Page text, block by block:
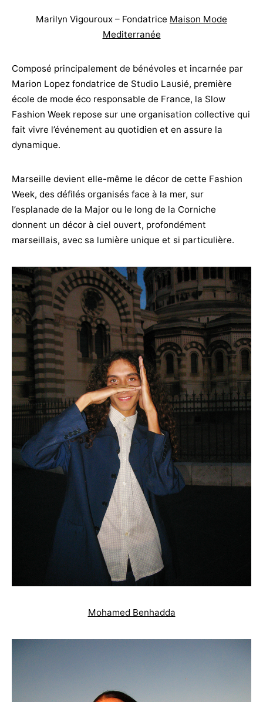
Marilyn Vigouroux – Fondatrice Maison Mode
Mediterranée
Composé principalement de bénévoles et incarnée par
Marion Lopez fondatrice de Studio Lausié, première
école de mode éco responsable de France, la Slow
Fashion Week repose sur une organisation collective qui
fait vivre l’événement au quotidien et en assure la
dynamique.
Marseille devient elle-même le décor de cette Fashion
Week, des défilés organisés face à la mer, sur
l’esplanade de la Major ou le long de la Corniche
donnent un décor à ciel ouvert, profondément
marseillais, avec sa lumière unique et si particulière.
Mohamed Benhadda